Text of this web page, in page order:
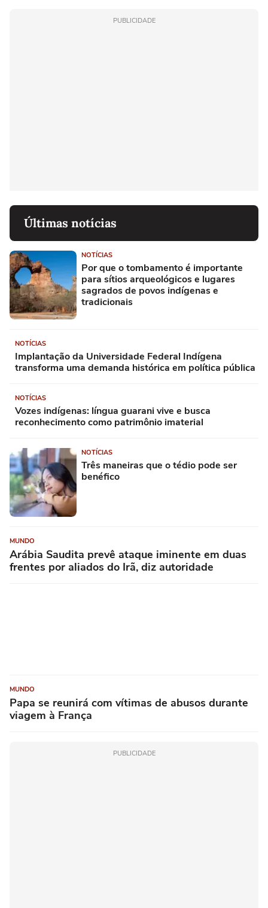
PUBLICIDADE
Últimas notícias
NOTÍCIAS
Por que o tombamento é importante
para sítios arqueológicos e lugares
sagrados de povos indígenas e
tradicionais
NOTÍCIAS
Implantação da Universidade Federal Indígena
transforma uma demanda histórica em política pública
NOTÍCIAS
Vozes indígenas: língua guarani vive e busca
reconhecimento como patrimônio imaterial
NOTÍCIAS
Três maneiras que o tédio pode ser
benéfico
MUNDO
Arábia Saudita prevê ataque iminente em duas
frentes por aliados do Irã, diz autoridade
MUNDO
Papa se reunirá com vítimas de abusos durante
viagem à França
PUBLICIDADE